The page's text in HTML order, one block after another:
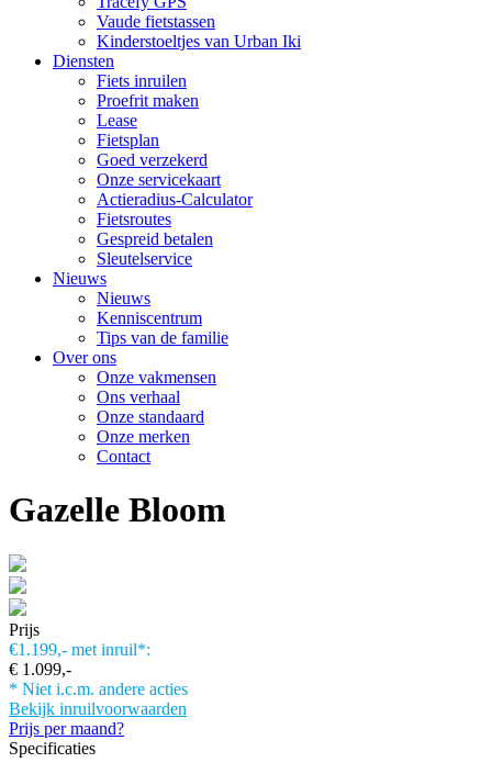
Vaude fietstassen
Kinderstoeltjes van Urban Iki
Diensten
Fiets inruilen
Proefrit maken
Lease
Fietsplan
Goed verzekerd
Onze servicekaart
Actieradius-Calculator
Fietsroutes
Gespreid betalen
Sleutelservice
Nieuws
Nieuws
Kenniscentrum
Tips van de familie
Over ons
Onze vakmensen
Ons verhaal
Onze standaard
Onze merken
Contact
Gazelle Bloom
Prijs
€1.199,- met inruil*:
€ 1.099,-
* Niet i.c.m. andere acties
Bekijk inruilvoorwaarden
Prijs per maand?
Specificaties